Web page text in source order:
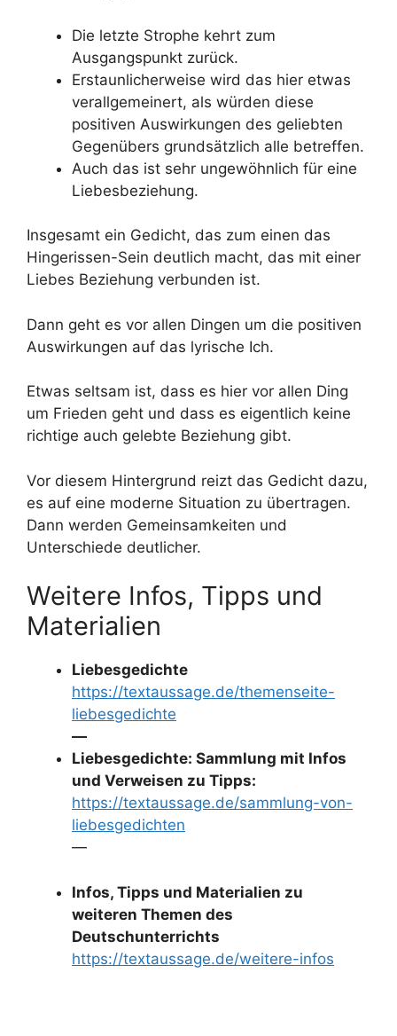
Die letzte Strophe kehrt zum
Ausgangspunkt zurück.
Erstaunlicherweise wird das hier etwas
verallgemeinert, als würden diese
positiven Auswirkungen des geliebten
Gegenübers grundsätzlich alle betreffen.
Auch das ist sehr ungewöhnlich für eine
Liebesbeziehung.
Insgesamt ein Gedicht, das zum einen das
Hingerissen-Sein deutlich macht, das mit einer
Liebes Beziehung verbunden ist.
Dann geht es vor allen Dingen um die positiven
Auswirkungen auf das lyrische Ich.
Etwas seltsam ist, dass es hier vor allen Ding
um Frieden geht und dass es eigentlich keine
richtige auch gelebte Beziehung gibt.
Vor diesem Hintergrund reizt das Gedicht dazu,
es auf eine moderne Situation zu übertragen.
Dann werden Gemeinsamkeiten und
Unterschiede deutlicher.
Weitere Infos, Tipps und
Materialien
Liebesgedichte
https://textaussage.de/themenseite-
liebesgedichte
—
Liebesgedichte: Sammlung mit Infos
und Verweisen zu Tipps:
https://textaussage.de/sammlung-von-
liebesgedichten
—
Infos, Tipps und Materialien zu
weiteren Themen des
Deutschunterrichts
https://textaussage.de/weitere-infos